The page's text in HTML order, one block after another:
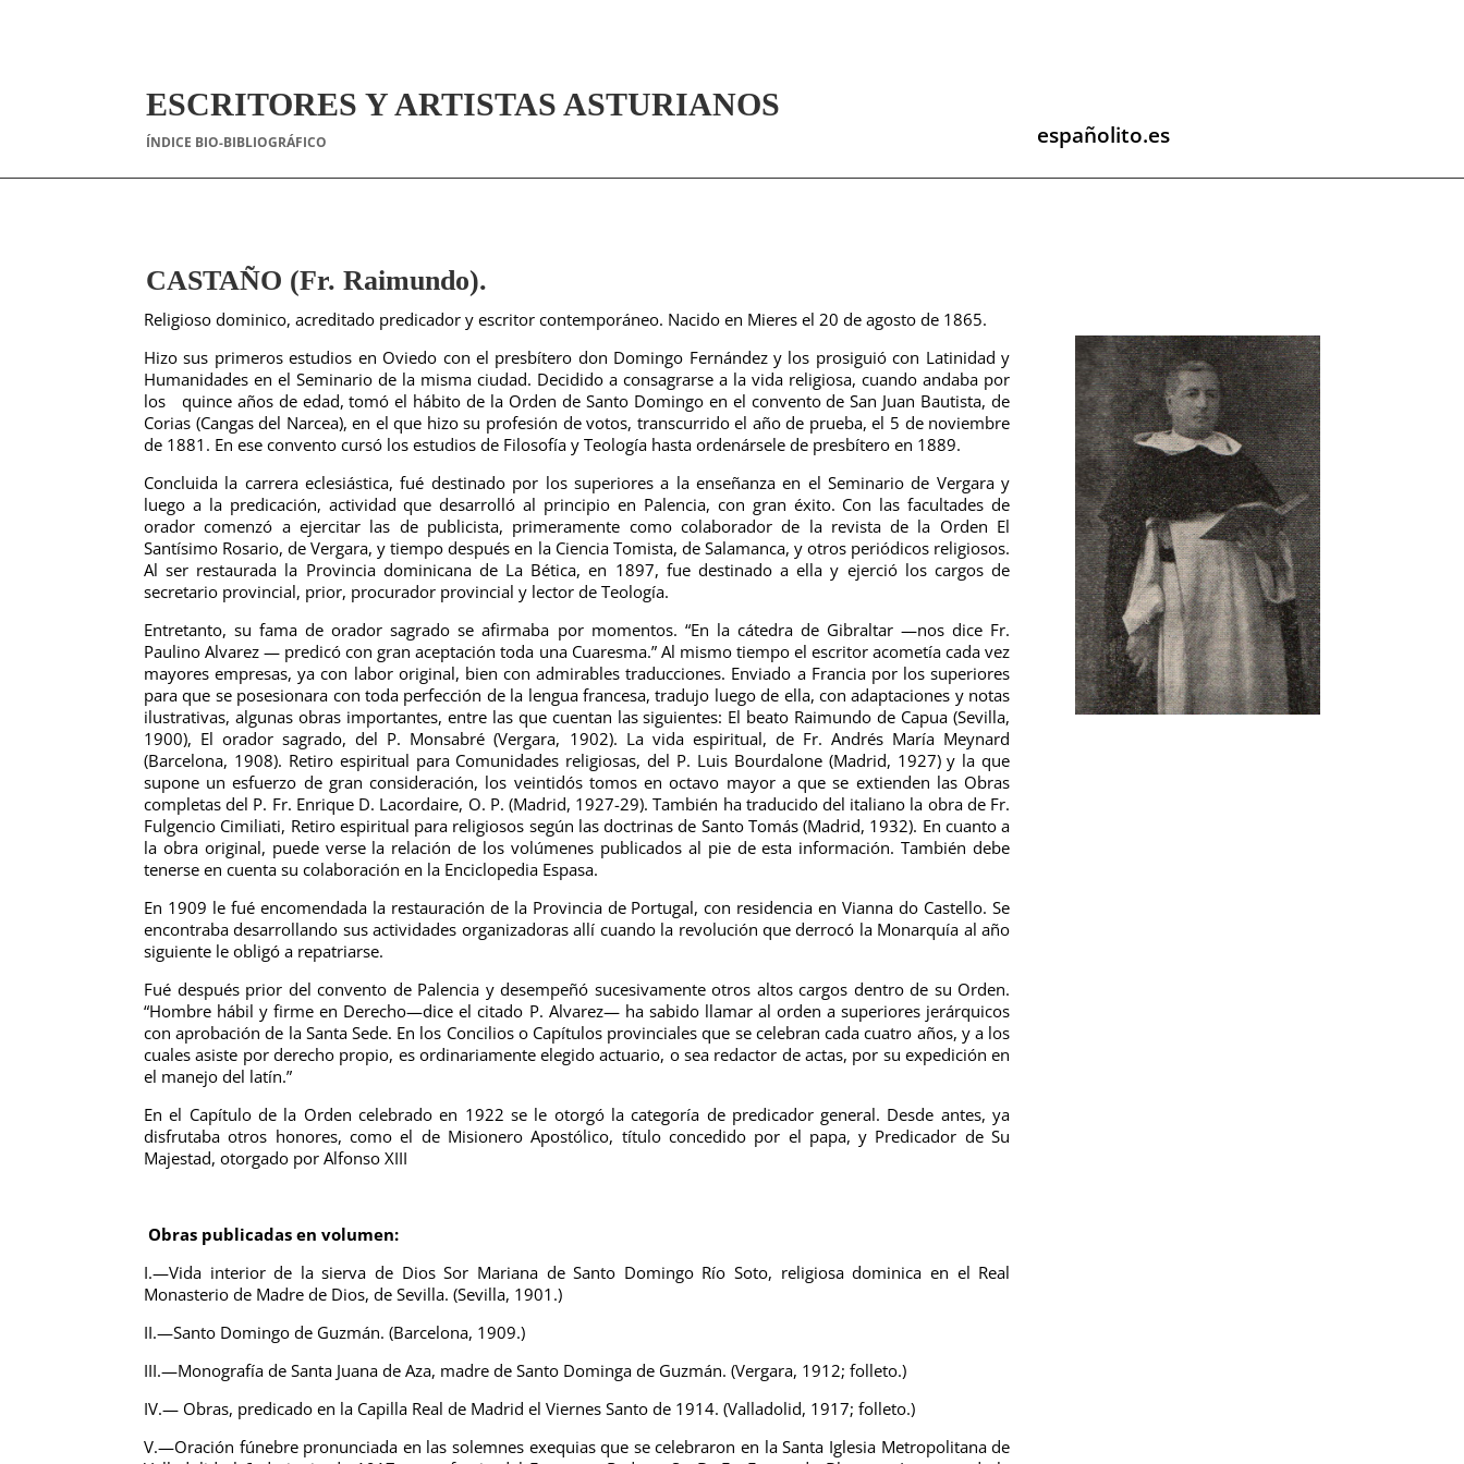
ESCRITORES Y ARTISTAS ASTURIANOS
ÍNDICE BIO-BIBLIOGRÁFICO españolito.es
CASTAÑO (Fr. Raimundo).
Religioso dominico, acreditado predicador y escritor contemporáneo. Nacido en Mieres el 20 de agosto de 1865.
Hizo sus primeros estudios en Oviedo con el presbítero don Domingo Fernández y los prosiguió con Latinidad y
Humanidades en el Seminario de la misma ciudad. Decidido a consagrarse a la vida religiosa, cuando andaba por
los quince años de edad, tomó el hábito de la Orden de Santo Domingo en el convento de San Juan Bautista, de
Corias (Cangas del Narcea), en el que hizo su profesión de votos, transcurrido el año de prueba, el 5 de noviembre
de 1881. En ese convento cursó los estudios de Filosofía y Teología hasta ordenársele de presbítero en 1889.
Concluida la carrera eclesiástica, fué destinado por los superiores a la enseñanza en el Seminario de Vergara y
luego a la predicación, actividad que desarrolló al principio en Palencia, con gran éxito. Con las facultades de
orador comenzó a ejercitar las de publicista, primeramente como colaborador de la revista de la Orden El
Santísimo Rosario, de Vergara, y tiempo después en la Ciencia Tomista, de Salamanca, y otros periódicos religiosos.
Al ser restaurada la Provincia dominicana de La Bética, en 1897, fue destinado a ella y ejerció los cargos de
secretario provincial, prior, procurador provincial y lector de Teología.
Entretanto, su fama de orador sagrado se afirmaba por momentos. “En la cátedra de Gibraltar —nos dice Fr.
Paulino Alvarez — predicó con gran aceptación toda una Cuaresma.” Al mismo tiempo el escritor acometía cada vez
mayores empresas, ya con labor original, bien con admirables traducciones. Enviado a Francia por los superiores
para que se posesionara con toda perfección de la lengua francesa, tradujo luego de ella, con adaptaciones y notas
ilustrativas, algunas obras importantes, entre las que cuentan las siguientes: El beato Raimundo de Capua (Sevilla,
1900), El orador sagrado, del P. Monsabré (Vergara, 1902). La vida espiritual, de Fr. Andrés María Meynard
(Barcelona, 1908). Retiro espiritual para Comunidades religiosas, del P. Luis Bourdalone (Madrid, 1927) y la que
supone un esfuerzo de gran consideración, los veintidós tomos en octavo mayor a que se extienden las Obras
completas del P. Fr. Enrique D. Lacordaire, O. P. (Madrid, 1927-29). También ha traducido del italiano la obra de Fr.
Fulgencio Cimiliati, Retiro espiritual para religiosos según las doctrinas de Santo Tomás (Madrid, 1932). En cuanto a
la obra original, puede verse la relación de los volúmenes publicados al pie de esta información. También debe
tenerse en cuenta su colaboración en la Enciclopedia Espasa.
En 1909 le fué encomendada la restauración de la Provincia de Portugal, con residencia en Vianna do Castello. Se
encontraba desarrollando sus actividades organizadoras allí cuando la revolución que derrocó la Monarquía al año
siguiente le obligó a repatriarse.
Fué después prior del convento de Palencia y desempeñó sucesivamente otros altos cargos dentro de su Orden.
“Hombre hábil y firme en Derecho—dice el citado P. Alvarez— ha sabido llamar al orden a superiores jerárquicos
con aprobación de la Santa Sede. En los Concilios o Capítulos provinciales que se celebran cada cuatro años, y a los
cuales asiste por derecho propio, es ordinariamente elegido actuario, o sea redactor de actas, por su expedición en
el manejo del latín.”
En el Capítulo de la Orden celebrado en 1922 se le otorgó la categoría de predicador general. Desde antes, ya
disfrutaba otros honores, como el de Misionero Apostólico, título concedido por el papa, y Predicador de Su
Majestad, otorgado por Alfonso XIII
Obras publicadas en volumen:
I.—Vida interior de la sierva de Dios Sor Mariana de Santo Domingo Río Soto, religiosa dominica en el Real
Monasterio de Madre de Dios, de Sevilla. (Sevilla, 1901.)
II.—Santo Domingo de Guzmán. (Barcelona, 1909.)
III.—Monografía de Santa Juana de Aza, madre de Santo Dominga de Guzmán. (Vergara, 1912; folleto.)
IV.— Obras, predicado en la Capilla Real de Madrid el Viernes Santo de 1914. (Valladolid, 1917; folleto.)
V.—Oración fúnebre pronunciada en las solemnes exequias que se celebraron en la Santa Iglesia Metropolitana de